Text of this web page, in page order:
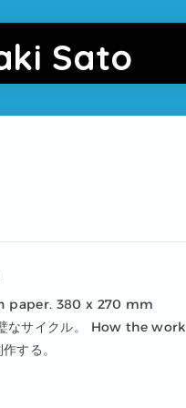
Sato
paper. 380 x 270 mm
なサイクル。 How the work
する。